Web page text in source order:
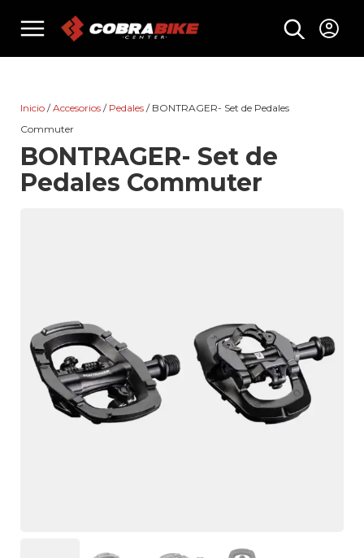
menu
Inicio /Accesorios / Pedales / BONTRAGER- Set de Pedales
Commuter
BONTRAGER- Set de
Pedales Commuter